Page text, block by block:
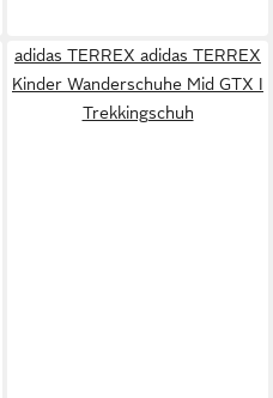
adidas TERREX adidas TERREX
Kinder Wanderschuhe Mid GTX I
Trekkingschuh